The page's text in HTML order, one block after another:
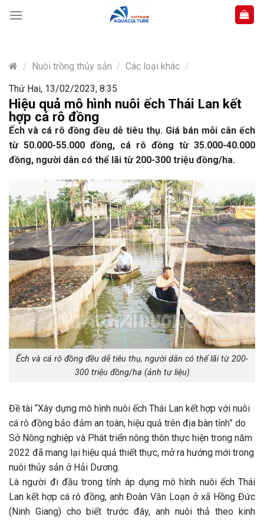
content
/ Nuôi trồng thủy sản / Các loại khác /
Thứ Hai, 13/02/2023, 8:35
Hiệu quả mô hình nuôi ếch Thái Lan kết
hợp cá rô đồng
Ếch và cá rô đồng đều dễ tiêu thụ. Giá bán mỗi cân ếch
từ 50.000-55.000 đồng, cá rô đồng từ 35.000-40.000
đồng, người dân có thể lãi từ 200-300 triệu đồng/ha.
Ếch và cá rô đồng đều dễ tiêu thụ, người dân có thể lãi từ 200-
300 triệu đồng/ha (ảnh tư liệu)
Đề tài “Xây dựng mô hình nuôi ếch Thái Lan kết hợp với nuôi
cá rô đồng bảo đảm an toàn, hiệu quả trên địa bàn tỉnh” do
Sở Nông nghiệp và Phát triển nông thôn thực hiện trong năm
2022 đã mang lại hiệu quả thiết thực, mở ra hướng mới trong
nuôi thủy sản ở Hải Dương.
Là người đi đầu trong tỉnh áp dụng mô hình nuôi ếch Thái
Lan kết hợp cá rô đồng, anh Đoàn Văn Loạn ở xã Hồng Đức
(Ninh Giang) cho biết trước đây, anh nuôi thả theo kinh